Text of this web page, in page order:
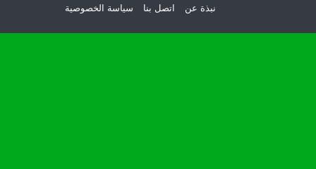
نبذة عن اتصل بنا سياسة الخصوصية